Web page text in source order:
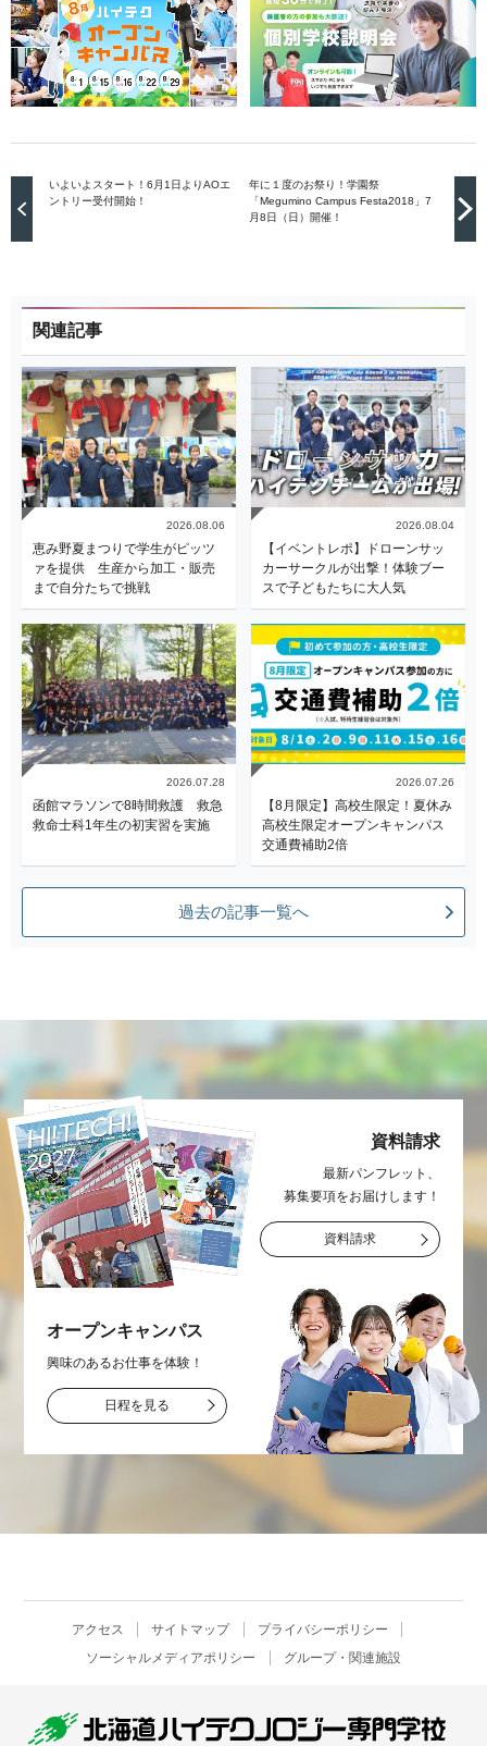
いよいよスタート！6月1日よりAOエ
ントリー受付開始！
年に１度のお祭り！学園祭
「Megumino Campus Festa2018」7
月8日（日）開催！
関連記事
2026.08.06
恵み野夏まつりで学生がピッツ
ァを提供 生産から加工・販売
まで自分たちで挑戦
2026.08.04
【イベントレポ】ドローンサッ
カーサークルが出撃！体験ブー
スで子どもたちに大人気
2026.07.28
函館マラソンで8時間救護 救急
救命士科1年生の初実習を実施
2026.07.26
【8月限定】高校生限定！夏休み
高校生限定オープンキャンパス
交通費補助2倍
過去の記事一覧へ
資料請求
最新パンフレット、
募集要項をお届け します！
資料請求
オープンキャンパス
興味のあるお仕事を体験！
日程を見る
アクセス サイトマップ
プライバシーポリシー
ソーシャルメディアポリシー
グループ・関連施設